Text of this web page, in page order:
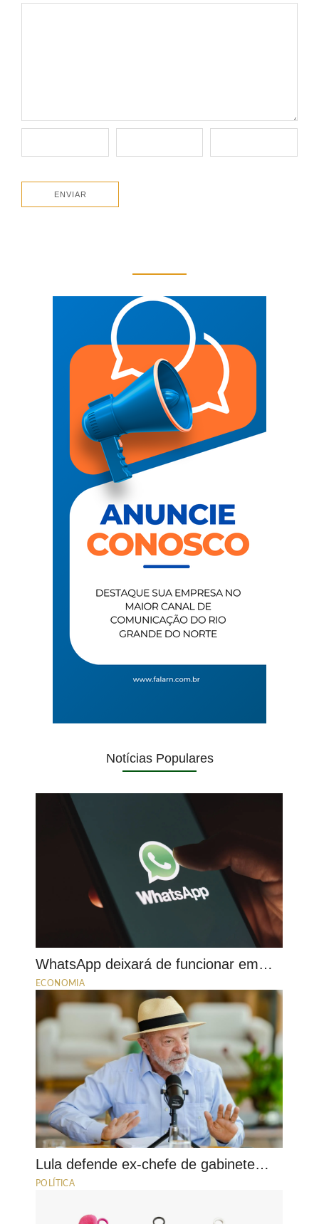
Notícias Populares
WhatsApp deixará de funcionar em…
ECONOMIA
Lula defende ex-chefe de gabinete…
POLÍTICA